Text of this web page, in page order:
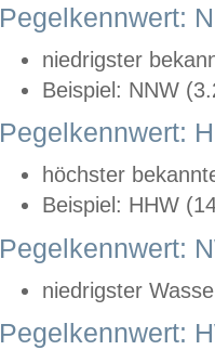
Pegelkennwert:
niedrigster
Beispiel: NNW
Pegelkennwert:
höchster
Beispiel: HHW
Pegelkennwert:
niedrigster
Pegelkennwert: